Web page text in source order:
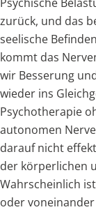
zurück, und das
seelische
kommt das
wir Besserung
wieder ins
Psychotherapie
autonomen
darauf nicht
der körperlichen
Wahrscheinlich
oder